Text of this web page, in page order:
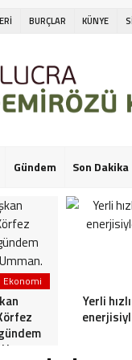
BURÇLAR KÜNYE
Gündem Son Dakika
Ekonomi
Yerli